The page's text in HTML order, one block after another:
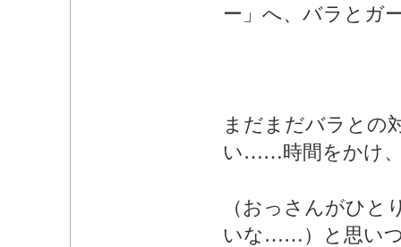
ー」へ、バラとガ
まだまだバラとの
い……時間をかけ
（おっさんがひと
いな……）と思い